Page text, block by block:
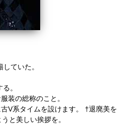
ていた。
。
装の総称のこと。
V系タイムを設けます。 †退廃美を
と美しい挨拶を。